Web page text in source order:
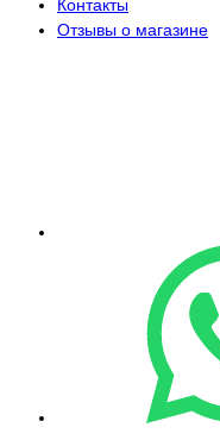
Контакты
Отзывы о магазине